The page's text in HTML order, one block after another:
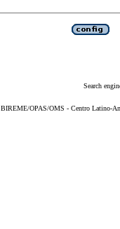
Search
BIREME/OPAS/OMS - Centro Latino-